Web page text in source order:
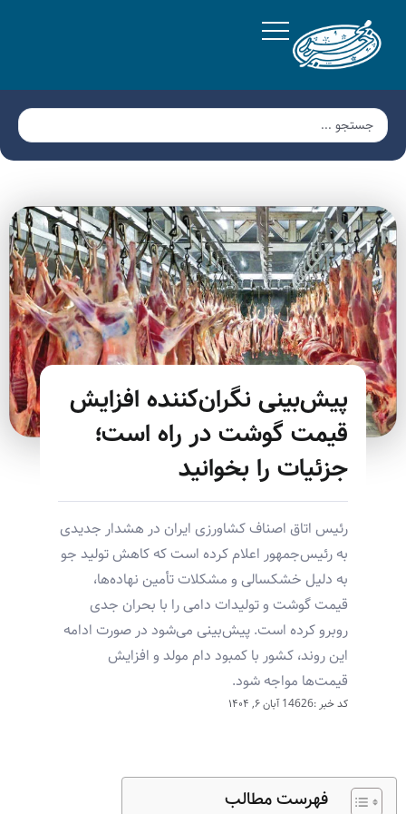
پیش‌بینی نگران‌کننده افزایش
قیمت گوشت در راه است؛
جزئیات را بخوانید
رئیس اتاق اصناف کشاورزی ایران در هشدار جدیدی
به رئیس‌جمهور اعلام کرده است که کاهش تولید جو
به دلیل خشکسالی و مشکلات تأمین نهاده‌ها،
قیمت گوشت و تولیدات دامی را با بحران جدی
روبرو کرده است. پیش‌بینی می‌شود در صورت ادامه
این روند، کشور با کمبود دام مولد و افزایش
قیمت‌ها مواجه شود.
کد خبر :14626 آبان ۶, ۱۴۰۴
فهرست مطالب